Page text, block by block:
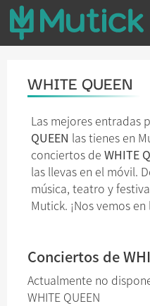
WHITE QUEEN
Las mejores entradas
QUEEN las tienes en
conciertos de WHITE
las llevas en el móvil.
música, teatro y
Mutick. ¡Nos vemos
Conciertos de
Actualmente no
WHITE QUEEN